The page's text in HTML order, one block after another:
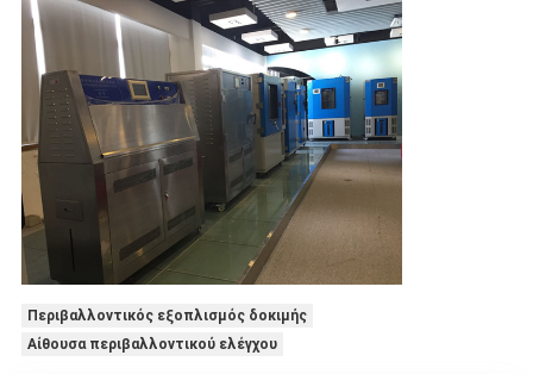
Περιβαλλοντικός εξοπλισμός δοκιμής
Αίθουσα περιβαλλοντικού ελέγχου